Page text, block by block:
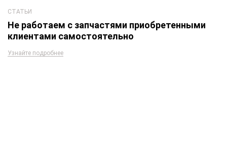
СТАТЬИ
Не работаем с запчастями приобретенными
клиентами самостоятельно
Узнайте подробнее